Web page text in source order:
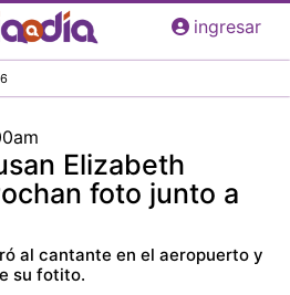
Pasar
al
principal
ingresar
Elizabeth
foto junto a
al cantante en el aeropuerto y
su fotito.